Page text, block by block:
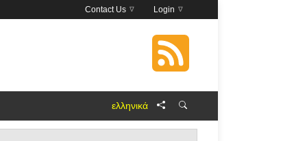
Login
Contact Us
ελληνικά